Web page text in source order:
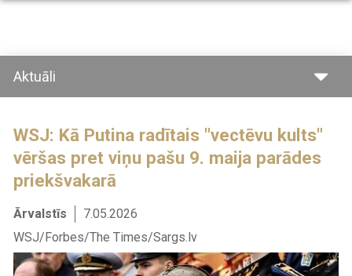
Pārlekt
saturu
Aktuāli
WSJ: Kā Putina radītais "vectēvu kults"
vēršas pret viņu pašu 9. maija parādes
priekšvakarā
Ārvalstīs
7.05.2026
WSJ/Forbes/The Times/Sargs.lv